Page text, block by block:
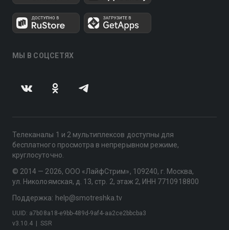
МЫ В СОЦСЕТЯХ
Телеканалы 1 и 2 мультиплексов доступны для
бесплатного просмотра в непрерывном режиме,
круглосуточно.
© 2014 — 2026, ООО «ЛайфСтрим», 109240, г. Москва,
ул. Николоямская, д. 13, стр. 2, этаж 2, ИНН 7710918800
Поддержка: help@smotreshka.tv
v3.10.4 SSR
UUID: a7b08a18-e9bb-489d-9af4-aa2ce2bbcba3